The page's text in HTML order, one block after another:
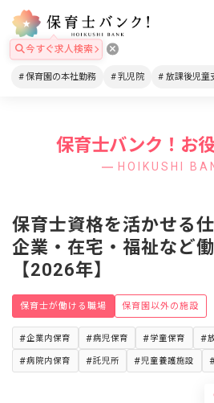
今すぐ求人検索
保育園の本社勤務 乳児院 放課後児童
保育士バンク！お
HOIKUSHI
保育士資格を活かせる
企業・在宅・福祉など
【2026年】
保育士が働ける職場 保育園以外の施設
企業内保育 病児保育 学童保育
病院内保育 託児所 児童養護施設